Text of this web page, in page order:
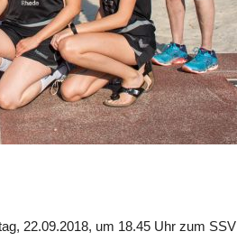
22.09.2018, um 18.45 Uhr zum SSV